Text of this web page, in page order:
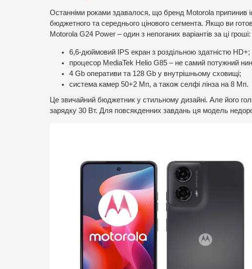
Останніми роками здавалося, що бренд Motorola припинив
бюджетного та середнього цінового сегмента. Якщо ви
Motorola G24 Power – один з непоганих варіантів за ці гроші:
6,6-дюймовий IPS екран з роздільною здатністю HD+;
процесор MediaTek Helio G85 – не самий потужний
4 Gb оперативи та 128 Gb у внутрішньому сховищі;
система камер 50+2 Мп, а також селфі лінза на 8 Мп.
Це звичайний бюджетник у стильному дизайні. Але його
зарядку 30 Вт. Для повсякденних завдань ця модель